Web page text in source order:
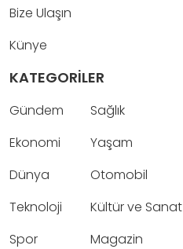
Bize Ulaşın
Künye
KATEGORİLER
Gündem
Ekonomi
Dünya
Teknoloji
Spor
Sağlık
Yaşam
Otomobil
Kültür ve Sanat
Magazin